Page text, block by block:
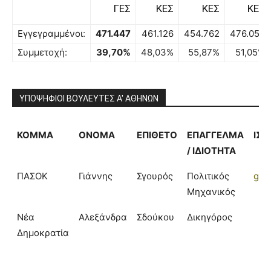
ΓΕΣ
ΚΕΣ
ΚΕΣ
ΚΕΣ
Εγγεγραμμένοι: 471.447 461.126 454.762
476.050
Συμμετοχή:
39,70% 48,03% 55,87% 51,05%
ΥΠΟΨΗΦΙΟΙ ΒΟΥΛΕΥΤΕΣ Α' ΑΘΗΝΩΝ
ΚΟΜΜΑ ΟΝΟΜΑ ΕΠΙΘΕΤΟ
ΕΠΑΓΓΕΛΜΑ
/ ΙΔΙΟΤΗΤΑ
ΠΑΣΟΚ Γιάννης Σγουρός
Πολιτικός
Μηχανικός
Νέα
Δημοκρατία
Αλεξάνδρα Σδούκου Δικηγόρος